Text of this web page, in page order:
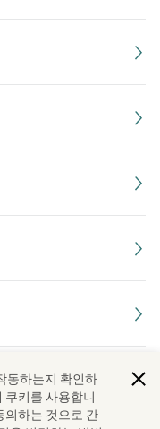
동하는지 확인하
쿠키를 사용합니
의하는 것으로 간